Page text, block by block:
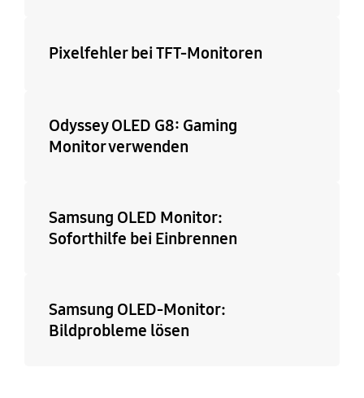
Pixelfehler bei TFT-Monitoren
Odyssey OLED G8: Gaming
Monitor verwenden
Samsung OLED Monitor:
Soforthilfe bei Einbrennen
Samsung OLED-Monitor:
Bildprobleme lösen